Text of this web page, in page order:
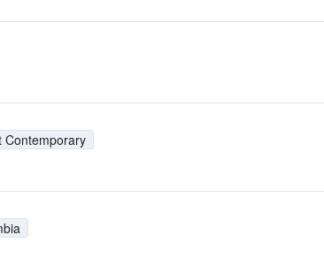
Contemporary